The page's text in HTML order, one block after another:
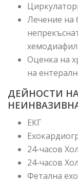
Лечение на
Оценка на
на
ДЕЙНОСТИ
ЕКГ
24-часов
24-часов
Фетална